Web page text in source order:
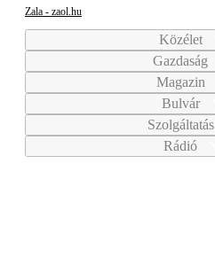
Zala - zaol.hu
Közélet
Gazdaság
Magazin
Bulvár
Szolgáltatás
Rádió